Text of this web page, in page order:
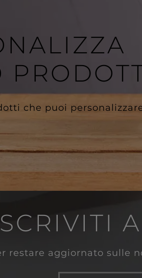
che puoi
restare aggiornato sulle